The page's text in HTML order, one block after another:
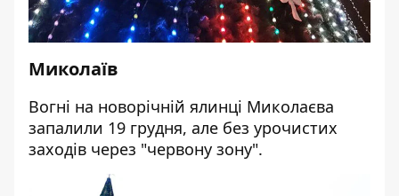
Миколаїв
Вогні на новорічній ялинці Миколаєва
запалили 19 грудня, але без урочистих
заходів через "червону зону".